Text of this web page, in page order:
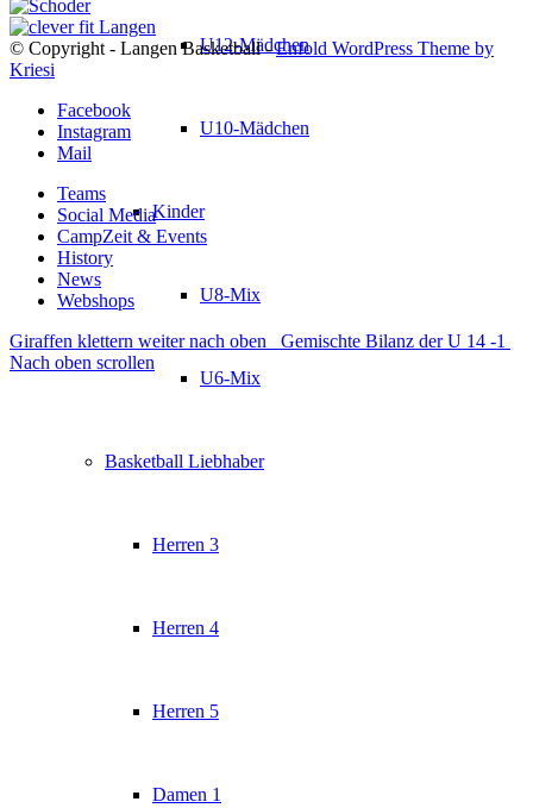
U12-Mädchen
U10-Mädchen
Kinder
U8-Mix
U6-Mix
Basketball Liebhaber
Herren 3
Herren 4
Herren 5
Damen 1
© Copyright - Langen Basketball -Enfold WordPress Theme by
Kriesi
Facebook
Instagram
Mail
Teams
Social Media
CampZeit & Events
History
News
Webshops
Giraffen klettern weiter nach oben
Gemischte Bilanz der U 14 -1
Nach oben scrollen